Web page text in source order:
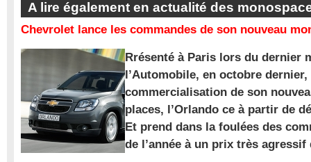
A lire également en actualité des
Chevrolet lance les commandes de son nouveau
Rrésenté à Paris lors du dernier
l’Automobile, en octobre
commercialisation de son
places, l’Orlando ce à partir de
Et prend dans la foulées des
de l’année à un prix très agressif